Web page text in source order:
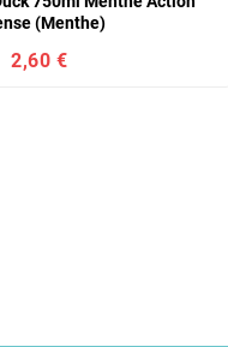
(Menthe)
2,60 €